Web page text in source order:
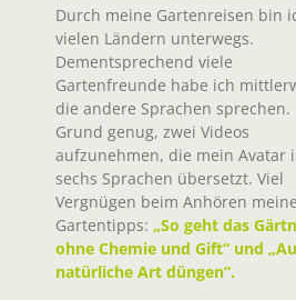
Durch meine Gartenreisen bin
vielen Ländern unterwegs.
Dementsprechend viele
Gartenfreunde habe ich
die andere Sprachen sprechen.
Grund genug, zwei Videos
aufzunehmen, die mein Avatar
sechs Sprachen übersetzt. Viel
Vergnügen beim Anhören
Gartentipps: „So geht das
ohne Chemie und Gift“ und
natürliche Art düngen“.